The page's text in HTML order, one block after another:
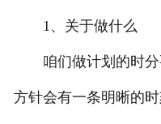
1、关于做什么
咱们做计划的时分
方针会有一条明晰的